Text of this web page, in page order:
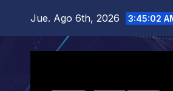
contenido
Jue. Ago 6th, 2026 3:45:04